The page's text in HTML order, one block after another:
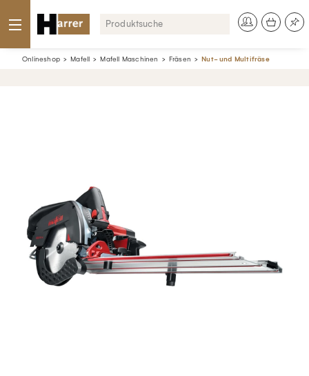
Onlineshop Mafell Mafell Maschinen Fräsen Nut- und Multifräse